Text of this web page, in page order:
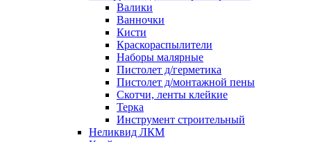
Валики
Ванночки
Кисти
Краскораспылители
Наборы малярные
Пистолет д/герметика
Пистолет д/монтажной пены
Скотчи, ленты клейкие
Терка
Инструмент строительный
Неликвид ЛКМ